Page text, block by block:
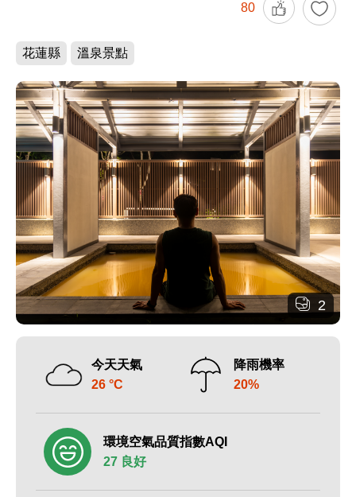
80
花蓮縣 溫泉景點
2
今天天氣
26 °C
降雨機率
20%
環境空氣品質指數AQI
27 良好